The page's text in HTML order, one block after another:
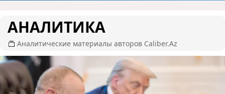
АНАЛИТИКА
Аналитические материалы авторов Caliber.Az